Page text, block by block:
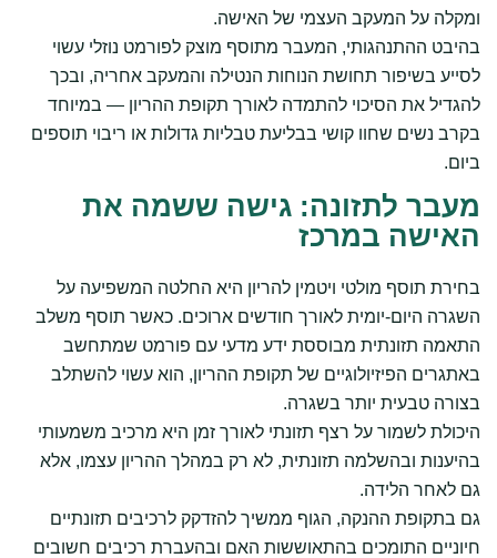
ומקלה על המעקב העצמי של האישה.
בהיבט ההתנהגותי, המעבר מתוסף מוצק לפורמט נוזלי עשוי
לסייע בשיפור תחושת הנוחות הנטילה והמעקב אחריה, ובכך
להגדיל את הסיכוי להתמדה לאורך תקופת ההריון — במיוחד
בקרב נשים שחוו קושי בבליעת טבליות גדולות או ריבוי תוספים
ביום.
מעבר לתזונה: גישה ששמה את
האישה במרכז
בחירת תוסף מולטי ויטמין להריון היא החלטה המשפיעה על
השגרה היום-יומית לאורך חודשים ארוכים. כאשר תוסף משלב
התאמה תזונתית מבוססת ידע מדעי עם פורמט שמתחשב
באתגרים הפיזיולוגיים של תקופת ההריון, הוא עשוי להשתלב
בצורה טבעית יותר בשגרה.
היכולת לשמור על רצף תזונתי לאורך זמן היא מרכיב משמעותי
בהיענות ובהשלמה תזונתית, לא רק במהלך ההריון עצמו, אלא
גם לאחר הלידה.
גם בתקופת ההנקה, הגוף ממשיך להזדקק לרכיבים תזונתיים
חיוניים התומכים בהתאוששות האם ובהעברת רכיבים חשובים